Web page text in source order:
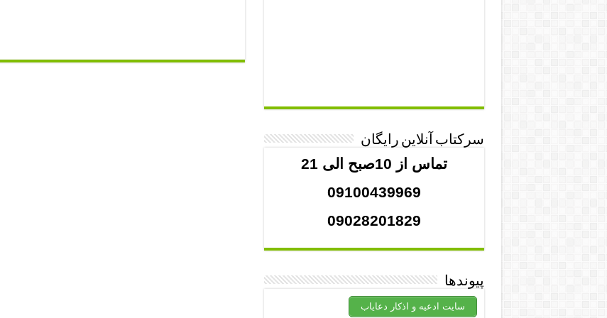
سرکتاب آنلاین رایگان
تماس از 10صبح الی 21
09100439969
09028201829
پیوندها
سایت ادعیه و اذکار دعایاب